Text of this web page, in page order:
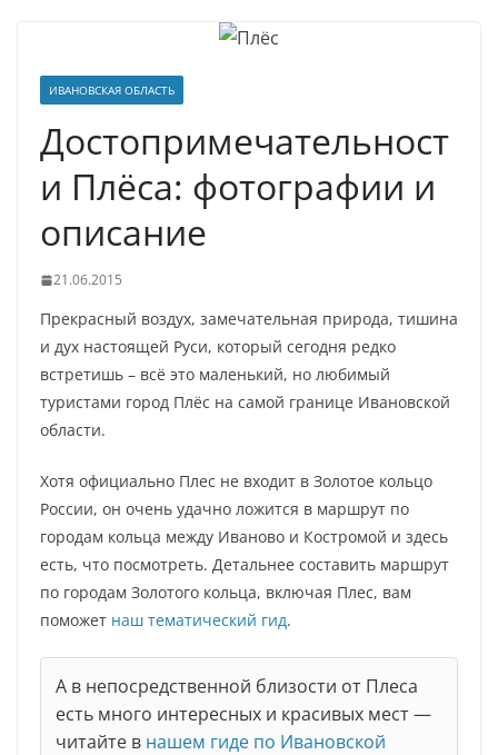
ИВАНОВСКАЯ ОБЛАСТЬ
Достопримечательност
и Плёса: фотографии и
описание
21.06.2015
Прекрасный воздух, замечательная природа, тишина
и дух настоящей Руси, который сегодня редко
встретишь – всё это маленький, но любимый
туристами город Плёс на самой границе Ивановской
области.
Хотя официально Плес не входит в Золотое кольцо
России, он очень удачно ложится в маршрут по
городам кольца между Иваново и Костромой и здесь
есть, что посмотреть. Детальнее составить маршрут
по городам Золотого кольца, включая Плес, вам
поможет наш тематический гид.
А в непосредственной близости от Плеса
есть много интересных и красивых мест —
читайте в нашем гиде по Ивановской